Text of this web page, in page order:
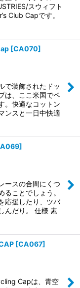
スウィフト
Club Capです。
[CA070]
で装飾されたドッ
は、ここ米国でペ
。快適なコットン
ンスと一日中快適
]
ースの合間にくつ
ことでしょう。
応援したり、ツバ
んだり。 仕様 素
[CA067]
Capは、青空